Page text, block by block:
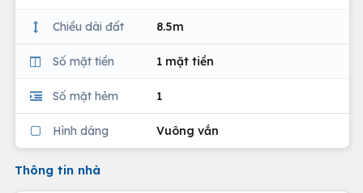
Chiều dài đất 8.5m
Số mặt tiền 1 mặt tiền
Số mặt hẻm 1
Hình dáng Vuông vắn
Thông tin nhà